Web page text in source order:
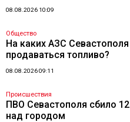
08.08.2026 10:09
Общество
На каких АЗС
продаваться топливо?
08.08.2026 09:11
Происшествия
ПВО Севастополя сбило
над городом